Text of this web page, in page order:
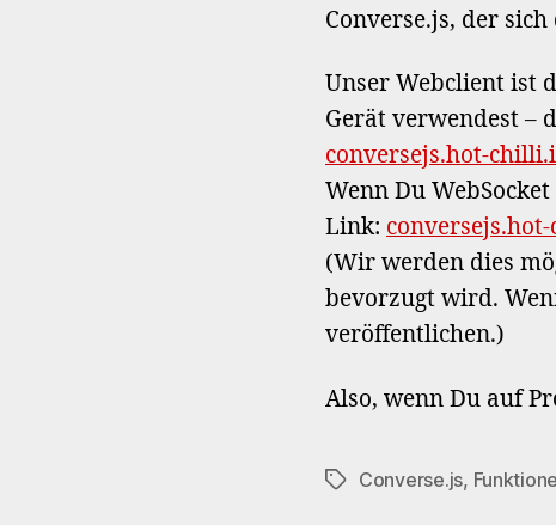
Converse.js, der
Unser Webclient ist
Gerät verwendest –
conversejs.hot-
Wenn Du
Link:
(Wir werden dies
bevorzugt wird.
veröffentlichen.)
Also, wenn Du auf
Schlagwörter
Converse.js,